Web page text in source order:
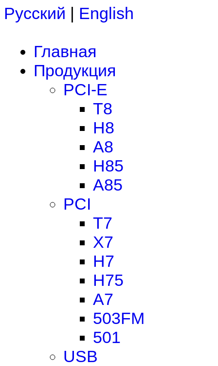
Русский | English
Главная
Продукция
PCI-E
T8
H8
A8
H85
A85
PCI
T7
X7
H7
H75
A7
503FM
501
USB